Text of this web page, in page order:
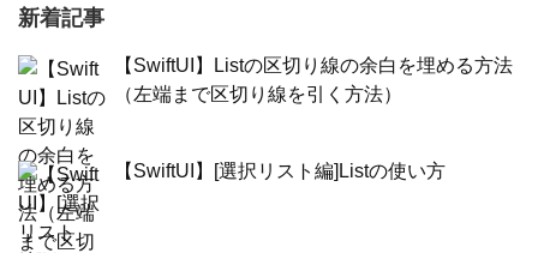
新着記事
【SwiftUI】Listの区切り線の余白を埋める方法
（左端まで区切り線を引く方法）
【SwiftUI】[選択リスト編]Listの使い方